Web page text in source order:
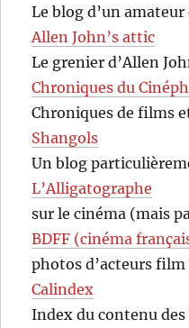
Le blog d’un amateur
Allen John’s attic
Le grenier d’Allen
Chroniques du
Chroniques de films
Shangols
Un blog
L’Alligatographe
sur le cinéma (mais
BDFF (cinéma
photos d’acteurs
Calindex
Index du contenu des